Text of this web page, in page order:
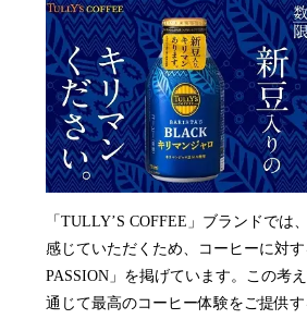
「TULLY’S COFFEE」ブランドで
感じていただくため、コーヒーに対
PASSION」を掲げています。この考
通じて最高のコーヒー体験をご提供